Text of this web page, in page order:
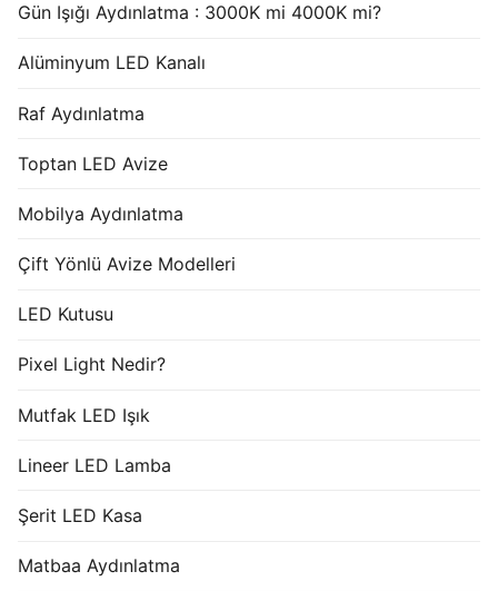
Gün Işığı Aydınlatma : 3000K mi 4000K mi?
Alüminyum LED Kanalı
Raf Aydınlatma
Toptan LED Avize
Mobilya Aydınlatma
Çift Yönlü Avize Modelleri
LED Kutusu
Pixel Light Nedir?
Mutfak LED Işık
Lineer LED Lamba
Şerit LED Kasa
Matbaa Aydınlatma